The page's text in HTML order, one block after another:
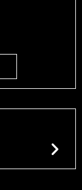
chevron_right